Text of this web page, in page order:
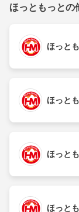
ほっともっとの
ほっと
ほっと
ほっと
ほっと